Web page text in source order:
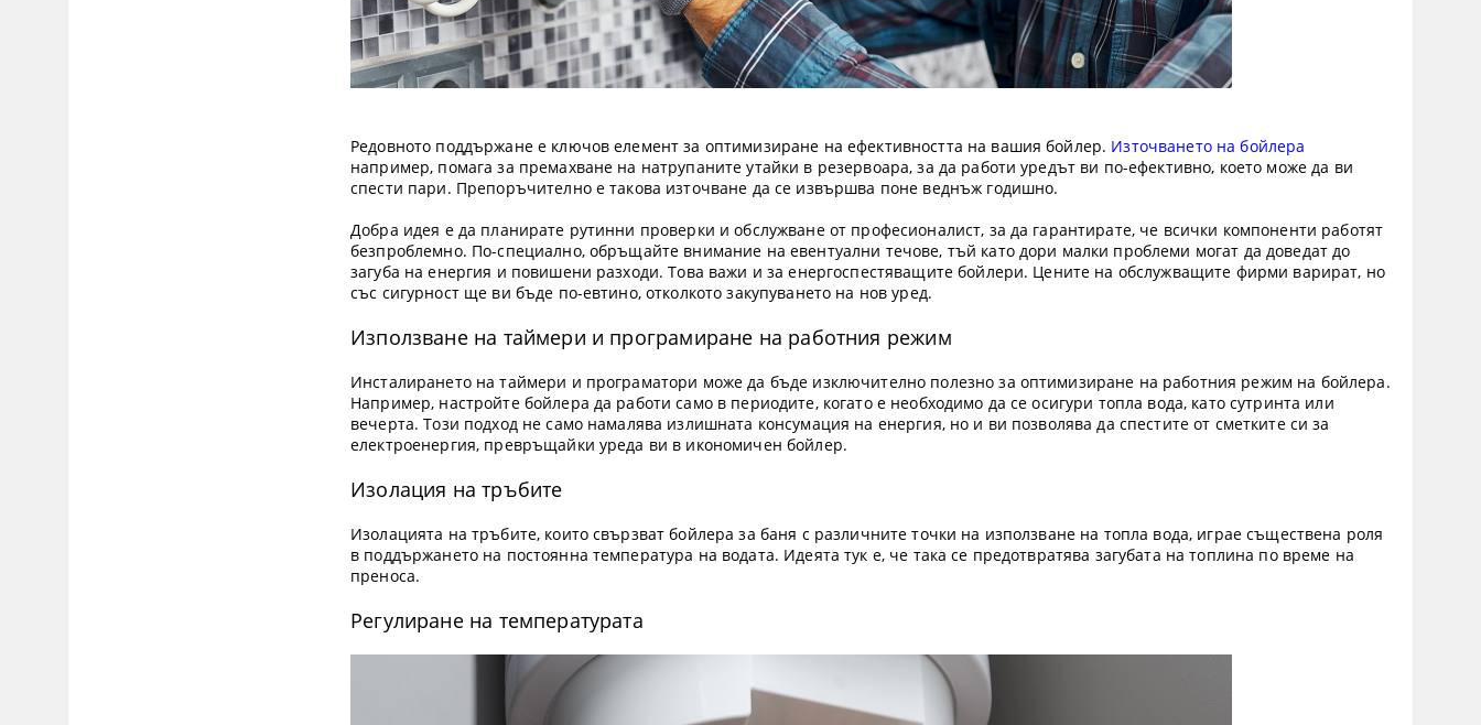
Редовното поддържане е ключов елемент за оптимизиране на ефективността на вашия бойлер. Източването на бойлера
например, помага за премахване на натрупаните утайки в резервоара, за да работи уредът ви по-ефективно, което може да ви
спести пари. Препоръчително е такова източване да се извършва поне веднъж годишно.
Добра идея е да планирате рутинни проверки и обслужване от професионалист, за да гарантирате, че всички компоненти работят
безпроблемно. По-специално, обръщайте внимание на евентуални течове, тъй като дори малки проблеми могат да доведат до
загуба на енергия и повишени разходи. Това важи и за енергоспестяващите бойлери. Цените на обслужващите фирми варират, но
със сигурност ще ви бъде по-евтино, отколкото закупуването на нов уред.
Използване на таймери и програмиране на работния режим
Инсталирането на таймери и програматори може да бъде изключително полезно за оптимизиране на работния режим на бойлера.
Например, настройте бойлера да работи само в периодите, когато е необходимо да се осигури топла вода, като сутринта или
вечерта. Този подход не само намалява излишната консумация на енергия, но и ви позволява да спестите от сметките си за
електроенергия, превръщайки уреда ви в икономичен бойлер.
Изолация на тръбите
Изолацията на тръбите, които свързват бойлера за баня с различните точки на използване на топла вода, играе съществена роля
в поддържането на постоянна температура на водата. Идеята тук е, че така се предотвратява загубата на топлина по време на
преноса.
Регулиране на температурата